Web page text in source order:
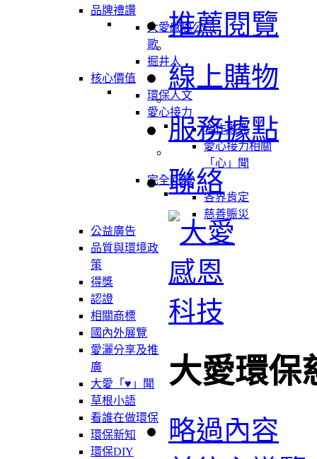
品牌禮讚
大愛感恩公司
歌
掘井人
核心價值
環保人文
愛心接力
合作夥伴
愛心接力相關
「心」聞
完全回饋
各界肯定
慈善賑災
公益廣告
品質與環境政
策
得獎
認證
相關商標
國內外展覽
愛灑分享及推
廣
大愛「♥」聞
草根小語
看誰在做環保
環保新知
環保DIY
推薦閱覽
線上購物
服務據點
聯絡
大愛環保
略過內容